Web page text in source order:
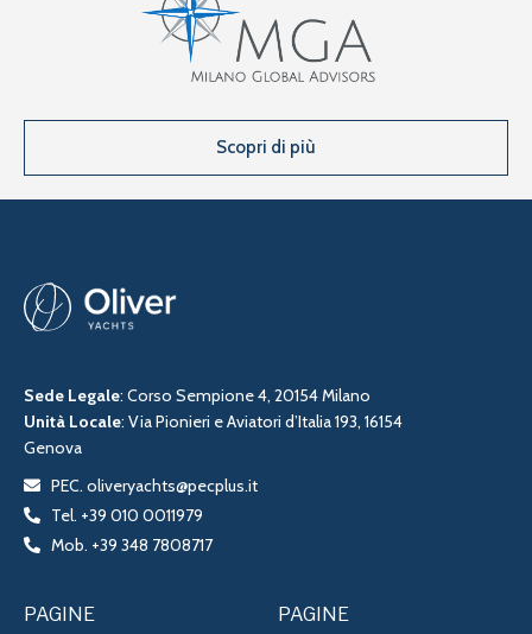
Scopri di più
Sede Legale: Corso Sempione 4, 20154 Milano
Unità Locale: Via Pionieri e Aviatori d’Italia 193, 16154
Genova
PEC. oliveryachts@pecplus.it
Tel. +39 010 0011979
Mob. +39 348 7808717
PAGINE PAGINE